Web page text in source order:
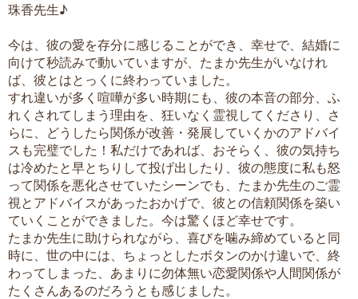
珠香先生♪
今は、彼の愛を存分に感じることができ、幸せで、結婚に
向けて秒読みで動いていますが、たまか先生がいなけれ
ば、彼とはとっくに終わっていました。
すれ違いが多く喧嘩が多い時期にも、彼の本音の部分、ふ
れくされてしまう理由を、狂いなく霊視してくださり、さ
らに、どうしたら関係が改善・発展していくかのアドバイ
スも完璧でした！私だけであれば、おそらく、彼の気持ち
は冷めたと早とちりして投げ出したり、彼の態度に私も怒
って関係を悪化させていたシーンでも、たまか先生のご霊
視とアドバイスがあったおかげで、彼との信頼関係を築い
ていくことができました。今は驚くほど幸せです。
たまか先生に助けられながら、喜びを噛み締めていると同
時に、世の中には、ちょっとしたボタンのかけ違いで、終
わってしまった、あまりに勿体無い恋愛関係や人間関係が
たくさんあるのだろうとも感じました。